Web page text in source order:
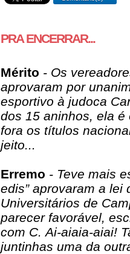
PRA ENCERRAR...
Mérito - Os
aprovaram por
esportivo à judoca
dos 15 aninhos, ela
fora os títulos
jeito...
Erremo - Teve mais
edis” aprovaram a lei
Universitários de
parecer favorável,
com C. Ai-aiaia-aiai!
juntinhas uma da